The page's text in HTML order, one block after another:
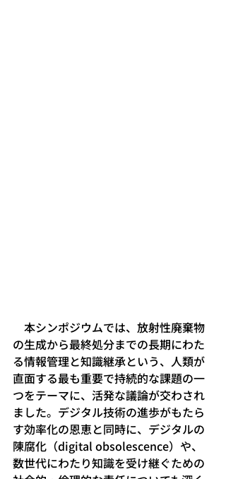
本シンポジウムでは、放射性廃棄物
の生成から最終処分までの長期にわた
る情報管理と知識継承という、人類が
直面する最も重要で持続的な課題の一
つをテーマに、活発な議論が交わされ
ました。デジタル技術の進歩がもたら
す効率化の恩恵と同時に、デジタルの
陳腐化（digital obsolescence）や、
数世代にわたり知識を受け継ぐための